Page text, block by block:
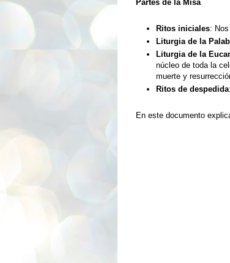
Partes de la Misa
Ritos iniciales: Nos
Liturgia de la
Liturgia de la
núcleo de toda la
muerte y
Ritos de despedida
En este documento